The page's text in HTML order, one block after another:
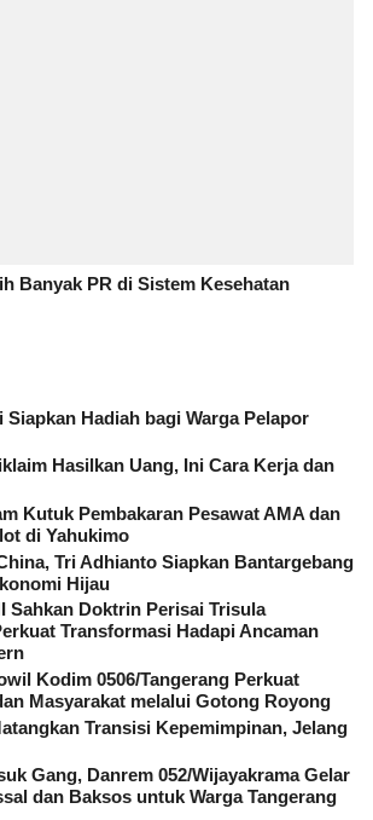
Banyak PR di Sistem Kesehatan
Siapkan Hadiah bagi Warga Pelapor
Hasilkan Uang, Ini Cara Kerja dan
Kutuk Pembakaran Pesawat AMA dan
di Yahukimo
Tri Adhianto Siapkan Bantargebang
Hijau
Sahkan Doktrin Perisai Trisula
Transformasi Hadapi Ancaman
Kodim 0506/Tangerang Perkuat
Masyarakat melalui Gotong Royong
Transisi Kepemimpinan, Jelang
Gang, Danrem 052/Wijayakrama Gelar
dan Baksos untuk Warga Tangerang